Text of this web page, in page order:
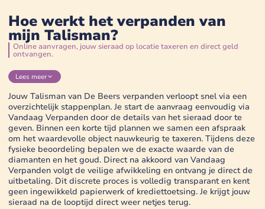
Hoe werkt het verpanden van
mijn Talisman?
Online aanvragen, jouw sieraad op locatie taxeren en direct geld
ontvangen.
Lees meer
Jouw Talisman van De Beers verpanden verloopt snel via een
overzichtelijk stappenplan. Je start de aanvraag eenvoudig via
Vandaag Verpanden door de details van het sieraad door te
geven. Binnen een korte tijd plannen we samen een afspraak
om het waardevolle object nauwkeurig te taxeren. Tijdens deze
fysieke beoordeling bepalen we de exacte waarde van de
diamanten en het goud. Direct na akkoord van Vandaag
Verpanden volgt de veilige afwikkeling en ontvang je direct de
uitbetaling. Dit discrete proces is volledig transparant en kent
geen ingewikkeld papierwerk of krediettoetsing. Je krijgt jouw
sieraad na de looptijd direct weer netjes terug.